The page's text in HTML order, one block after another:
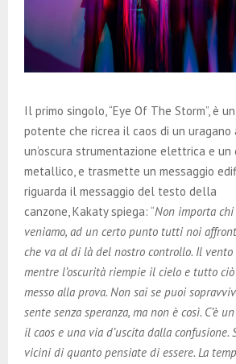
Il primo singolo, “Eye Of The Storm”, è
potente che ricrea il caos di un uragano
un’oscura strumentazione elettrica e
metallico, e trasmette un messaggio
riguarda il messaggio del testo della
canzone, Kakaty spiega: “Non importa
veniamo, ad un certo punto tutti noi
che va al di là del nostro controllo. Il
mentre l’oscurità riempie il cielo e tutto
messo alla prova. Non sai se puoi
sente senza speranza, ma non è così. C’è
il caos e una via d’uscita dalla
vicini di quanto pensiate di essere. La